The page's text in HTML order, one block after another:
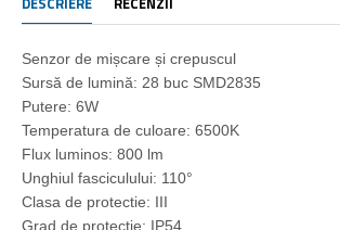
Senzor de mișcare și crepuscul
Sursă de lumină: 28 buc SMD2835
Putere: 6W
Temperatura de culoare: 6500K
Flux luminos: 800 lm
Unghiul fasciculului: 110°
Clasa de protectie: III
Grad de protectie: IP54